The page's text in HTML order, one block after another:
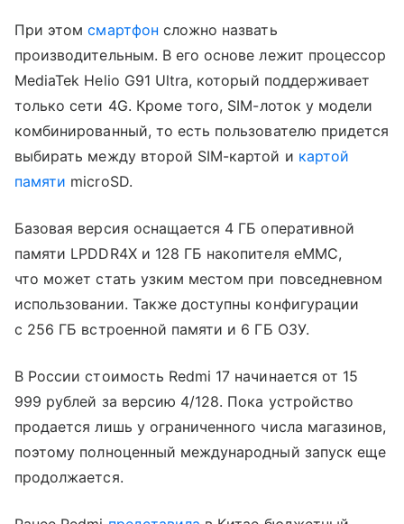
При этомсмартфон сложно назвать
производительным. В его основе лежит процессор
MediaTek Helio G91 Ultra, который поддерживает
только сети 4G. Кроме того, SIM-лоток у модели
комбинированный, то есть пользователю придется
выбирать между второй SIM-картой и картой
памяти microSD.
Базовая версия оснащается 4 ГБ оперативной
памяти LPDDR4X и 128 ГБ накопителя eMMC,
что может стать узким местом при повседневном
использовании. Также доступны конфигурации
с 256 ГБ встроенной памяти и 6 ГБ ОЗУ.
В России стоимость Redmi 17 начинается от 15
999 рублей за версию 4/128. Пока устройство
продается лишь у ограниченного числа магазинов,
поэтому полноценный международный запуск еще
продолжается.